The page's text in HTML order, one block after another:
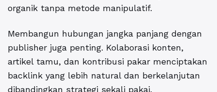
organik tanpa metode manipulatif.
Membangun hubungan jangka panjang dengan
publisher juga penting. Kolaborasi konten,
artikel tamu, dan kontribusi pakar menciptakan
backlink yang lebih natural dan berkelanjutan
dibandingkan strategi sekali pakai.